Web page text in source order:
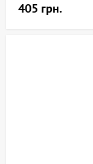
405 грн.